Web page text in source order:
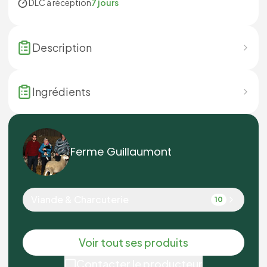
DLC à réception7 jours
Description
Ingrédients
Ferme Guillaumont
10
Voir tout ses produits